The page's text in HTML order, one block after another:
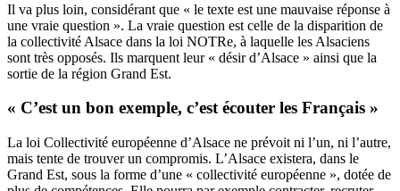
Il va plus loin, considérant que « le texte est une mauvaise réponse à
une vraie question ». La vraie question est celle de la disparition de
la collectivité Alsace dans la loi NOTRe, à laquelle les Alsaciens
sont très opposés. Ils marquent leur « désir d’Alsace » ainsi que la
sortie de la région Grand Est.
« C’est un bon exemple, c’est écouter les Français »
La loi Collectivité européenne d’Alsace ne prévoit ni l’un, ni l’autre,
mais tente de trouver un compromis. L’Alsace existera, dans le
Grand Est, sous la forme d’une « collectivité européenne », dotée de